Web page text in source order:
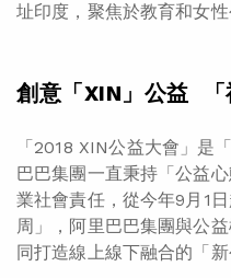
址印度，聚焦於教育和女性
創意「XIN」公益 「
「2018 XIN公益大會」是
巴巴集團一直秉持「公益
業社會責任，從今年9月1
周」，阿里巴巴集團與公
同打造線上線下融合的「新